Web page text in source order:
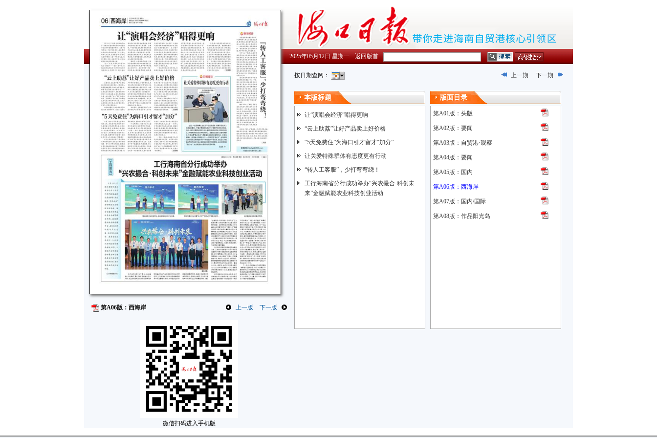
2025年05月12日 星期一 返回版首
第A06版：西海岸 上一版 下一版
微信扫码进入手机版
按日期查阅： 上一期 下一期
本版标题
让“演唱会经济”唱得更响
“云上助荔”让好产品卖上好价格
“5天免费住”为海口引才留才“加分”
让关爱特殊群体有态度更有行动
“转人工客服”，少打弯弯绕！
工行海南省分行成功举办“兴农撮合·科创未
来”金融赋能农业科技创业活动
版面目录
第A01版：头版
第A02版：要闻
第A03版：自贸港·观察
第A04版：要闻
第A05版：国内
第A06版：西海岸
第A07版：国内/国际
第A08版：作品阳光岛